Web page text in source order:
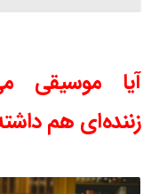
آیا موسیقی
زننده‌ای هم